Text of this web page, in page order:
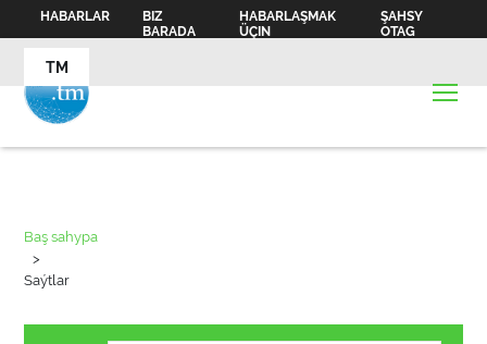
HABARLAR
BIZ
BARADA
HABARLAŞMAK
ÜÇIN
ŞAHSY
OTAG
TM
Baş sahypa
>
Saýtlar